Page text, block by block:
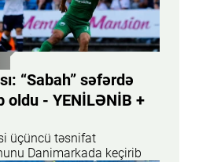
“Sabah” səfərdə
oldu - YENİLƏNİB +
üçüncü təsnifat
Danimarkada keçirib